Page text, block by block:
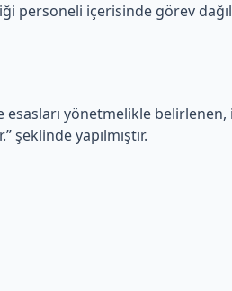
personeli içerisinde görev
esasları yönetmelikle
yapılmıştır.